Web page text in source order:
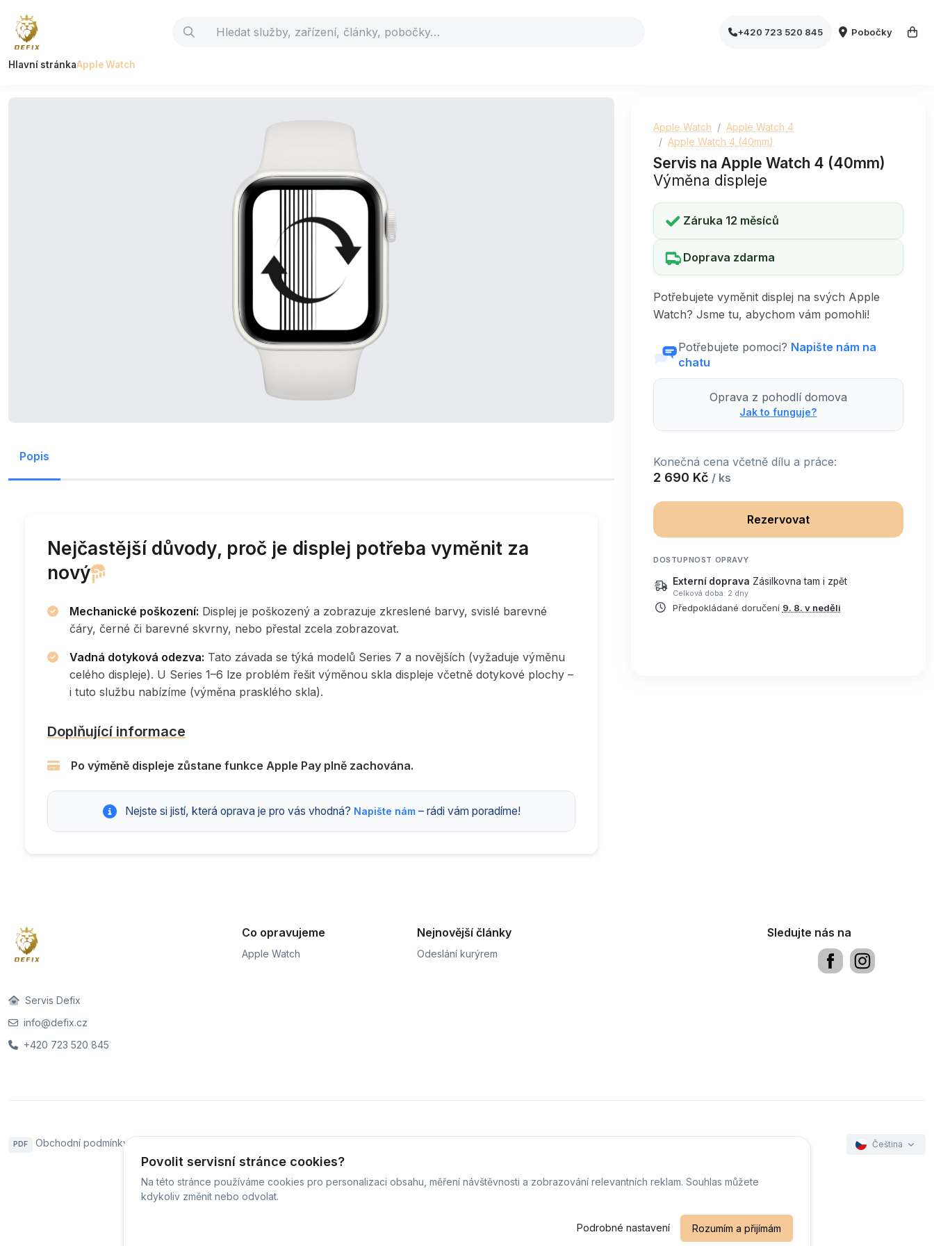
+420 723 520 845 Pobočky
Hlavní stránkaApple Watch
Popis
Nejčastější důvody, proč je displej potřeba vyměnit za
nový
Mechanické poškození: Displej je poškozený a zobrazuje zkreslené barvy, svislé barevné
čáry, černé či barevné skvrny, nebo přestal zcela zobrazovat.
Vadná dotyková odezva: Tato závada se týká modelů Series 7 a novějších (vyžaduje výměnu
celého displeje). U Series 1–6 lze problém řešit výměnou skla displeje včetně dotykové plochy –
i tuto službu nabízíme (výměna prasklého skla).
Doplňující informace
Po výměně displeje zůstane funkce Apple Pay plně zachována.
Nejste si jistí, která oprava je pro vás vhodná? Napište nám– rádi vám poradíme!
Apple Watch
Apple Watch 4
Apple Watch 4 (40mm)
Servis na Apple Watch 4 (40mm)
Výměna displeje
Záruka 12 měsíců
Doprava zdarma
Potřebujete vyměnit displej na svých Apple
Watch? Jsme tu, abychom vám pomohli!
Potřebujete pomoci? Napište nám na
chatu
Oprava z pohodlí domova
Jak to funguje?
Konečná cena včetně dílu a práce:
2 690 Kč / ks
Rezervovat
DOSTUPNOST OPRAVY
Externí doprava Zásilkovna tam i zpět
Celková doba: 2 dny
Předpokládané doručení 9. 8. v neděli
Povolit servisní stránce cookies?
Na této stránce používáme cookies pro personalizaci obsahu, měření návštěvnosti a zobrazování relevantních reklam. Souhlas můžete
kdykoliv změnit nebo odvolat.
Podrobné nastavení Rozumím a přijímám
Servis Defix
info@defix.cz
+420 723 520 845
Co opravujeme
Apple Watch
Nejnovější články
Odeslání kurýrem
Sledujte nás na
PDF Obchodní podmínky Čeština